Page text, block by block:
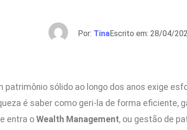
Por: TinaEscrito em: 28/04/
patrimônio sólido ao longo dos anos exige
é saber como geri-la de forma eficiente,
entra o Wealth Management, ou gestão de